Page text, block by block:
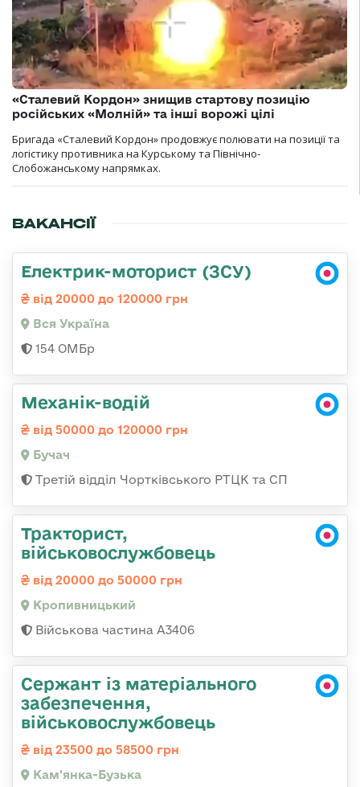
«Сталевий Кордон» знищив стартову позицію
російських «Молній» та інші ворожі цілі
Бригада «Сталевий Кордон» продовжує полювати на позиції та
логістику противника на Курському та Північно-
Слобожанському напрямках.
ВАКАНСІЇ
Електрик-моторист (ЗСУ)
від 20000 до 120000 грн
Вся Україна
154 ОМБр
Механік-водій
від 50000 до 120000 грн
Бучач
Третій відділ Чортківського РТЦК та СП
Тракторист,
військовослужбовець
від 20000 до 50000 грн
Кропивницький
Військова частина А3406
Сержант із матеріального
забезпечення,
військовослужбовець
від 23500 до 58500 грн
Кам'янка-Бузька